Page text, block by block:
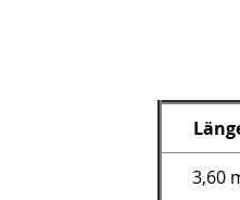
3,60